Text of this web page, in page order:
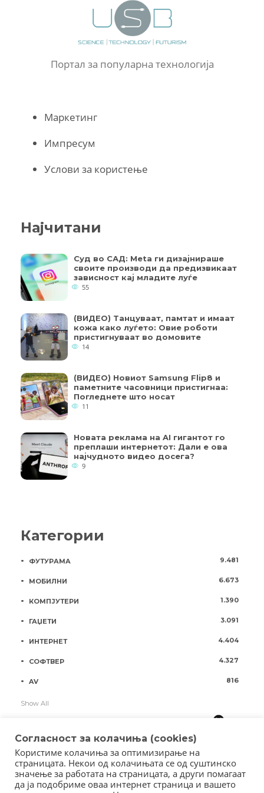
Портал за популарна технологија
Маркетинг
Импресум
Услови за користење
Најчитани
Суд во САД: Meta ги дизајнираше
своите производи да предизвикаат
зависност кај младите луѓе
55
(ВИДЕО) Танцуваат, памтат и имаат
кожа како луѓето: Овие роботи
пристигнуваат во домовите
14
(ВИДЕО) Новиот Samsung Flip8 и
паметните часовници пристигнаа:
Погледнете што носат
11
Новата реклама на AI гигантот го
преплаши интернетот: Дали е ова
најчудното видео досега?
9
Категории
ФУТУРАМА 9.481
МОБИЛНИ 6.673
КОМПЈУТЕРИ 1.390
ГАЏЕТИ 3.091
ИНТЕРНЕТ 4.404
СОФТВЕР 4.327
AV 816
Show All
Согласност за колачиња (cookies)
Користиме колачиња за оптимизирање на
страницата. Некои од колачињата се од суштинско
значење за работата на страницата, а други помагаат
да ја подобриме оваа интернет страница и вашето